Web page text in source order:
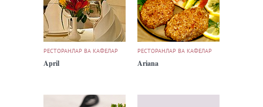
РЕСТОРАНЛАР ВА КАФЕЛАР
April
РЕСТОРАНЛАР ВА КАФЕЛАР
Ariana